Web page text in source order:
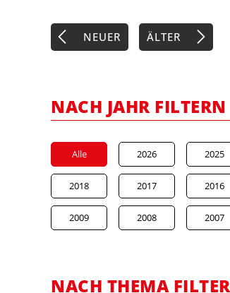
NEUER ÄLTER
NACH JAHR FILTERN
Alle 2026 2025
2018 2017 2016
2009 2008 2007
NACH THEMA